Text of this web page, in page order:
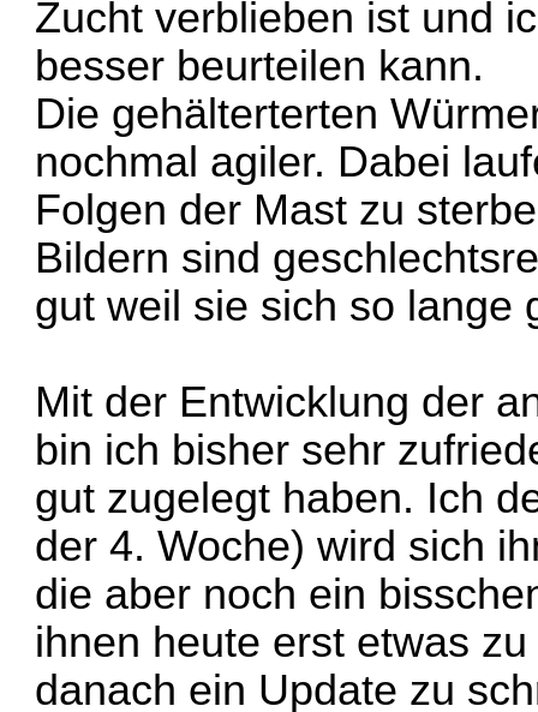
Zucht verblieben ist und
besser beurteilen kann.
Die gehälterterten
nochmal agiler. Dabei
Folgen der Mast zu
Bildern sind
gut weil sie sich so lange
Mit der Entwicklung der
bin ich bisher sehr
gut zugelegt haben. Ich
der 4. Woche) wird sich
die aber noch ein
ihnen heute erst etwas
danach ein Update zu